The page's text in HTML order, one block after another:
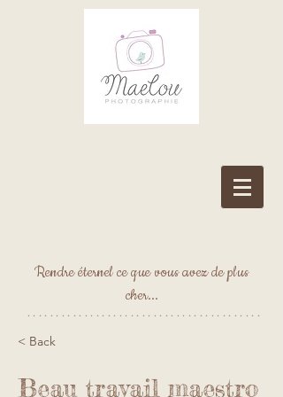
Rendre éternel ce que vous avez de plus
cher...
*****************************************
< Back
Beau travail maestro